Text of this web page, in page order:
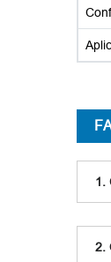
1.
2.